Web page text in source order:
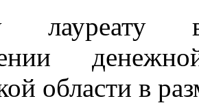
лауреату
области в